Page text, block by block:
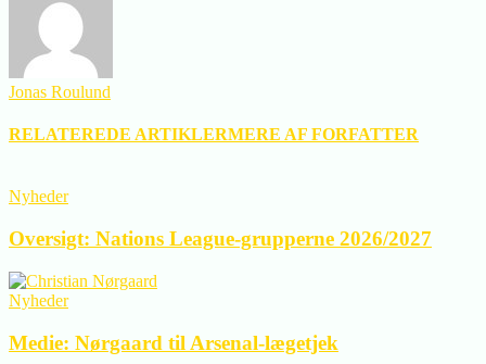
Jonas Roulund
RELATEREDE ARTIKLERMERE AF FORFATTER
Nyheder
Oversigt: Nations League-grupperne 2026/2027
Nyheder
Medie: Nørgaard til Arsenal-lægetjek